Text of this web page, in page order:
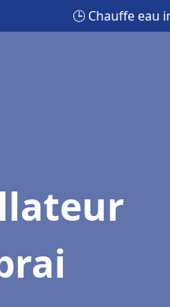
🕒 Chauffe eau